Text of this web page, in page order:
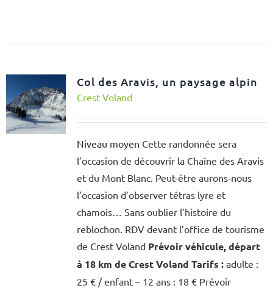
Col des Aravis, un paysage alpin
Crest Voland
Niveau moyen Cette randonnée sera
l’occasion de découvrir la Chaîne des Aravis
et du Mont Blanc. Peut-être aurons-nous
l’occasion d’observer tétras lyre et
chamois… Sans oublier l’histoire du
reblochon. RDV devant l’office de tourisme
de Crest Voland Prévoir véhicule, départ
à 18 km de Crest Voland Tarifs :adulte :
25 € / enfant – 12 ans : 18 € Prévoir